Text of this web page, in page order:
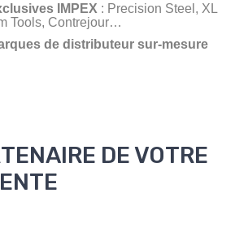
IMPEX : Precision Steel, XL
Tools, Contrejour…
de distributeur sur-mesure
DE VOTRE